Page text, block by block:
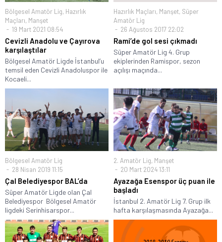
Bölgesel Amatör Lig, Hazırlık
Maçları, Manşet
19 Mart 2021 08:54
Cevizli Anadolu ve Çayırova
karşılaştılar
Bölgesel Amatör Ligde İstanbul’u
temsil eden Cevizli Anadoluspor ile
Kocaeli...
Hazırlık Maçları, Manşet, Süper
Amatör Lig
26 Ağustos 2017 22:02
Rami’de gol sesi çıkmadı
Süper Amatör Lig 4. Grup
ekiplerinden Ramispor, sezon
açılışı maçında...
Bölgesel Amatör Lig
28 Nisan 2019 11:15
Çal Belediyespor BAL’da
Süper Amatör Ligde olan Çal
Belediyespor Bölgesel Amatör
ligdeki Serinhisarspor...
2. Amatör Lig, Manşet
20 Mart 2024 13:11
Ayazağa Esenspor üç puan ile
başladı
İstanbul 2. Amatör Lig 7. Grup ilk
hafta karşılaşmasında Ayazağa...